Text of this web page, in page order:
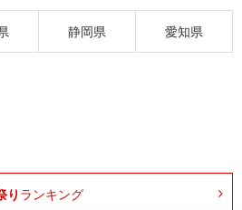
静岡県 愛知県
り ランキング